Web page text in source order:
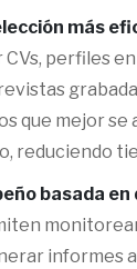
más
CVs, perfiles
que mejor se
reduciendo
basada
informes